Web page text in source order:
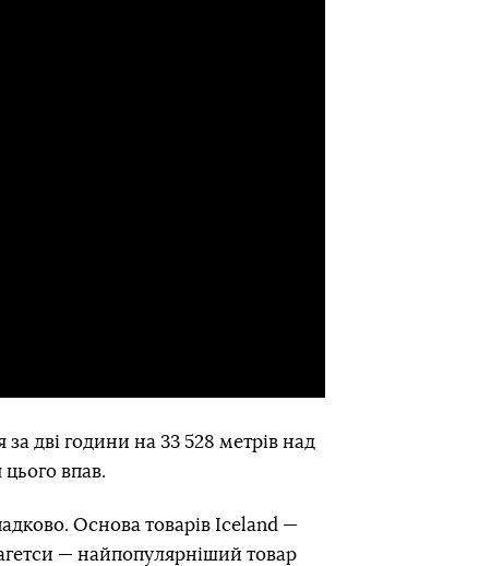
дві години на 33 528 метрів над
впав.
Основа товарів Iceland —
— найпопулярніший товар